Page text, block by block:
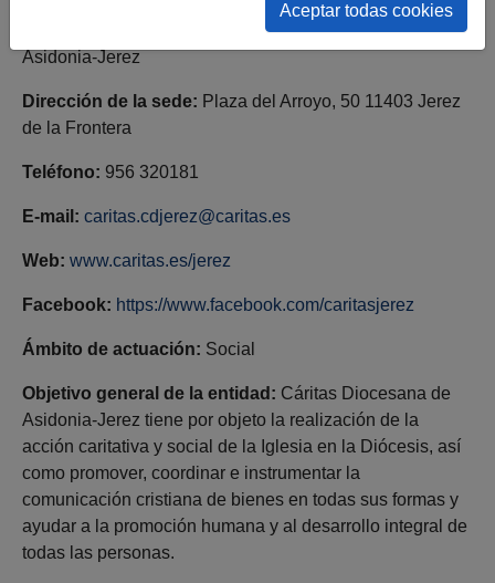
Cáritas Diocesana de
Asidonia-Jerez
Dirección de la sede: Plaza del Arroyo, 50 11403 Jerez
de la Frontera
Teléfono: 956 320181
E-mail: caritas.cdjerez@caritas.es
Web: www.caritas.es/jerez
Facebook: https://www.facebook.com/caritasjerez
Ámbito de actuación: Social
Objetivo general de la entidad: Cáritas Diocesana de
Asidonia-Jerez tiene por objeto la realización de la
acción caritativa y social de la Iglesia en la Diócesis, así
como promover, coordinar e instrumentar la
comunicación cristiana de bienes en todas sus formas y
ayudar a la promoción humana y al desarrollo integral de
todas las personas.
Aceptar todas cookies